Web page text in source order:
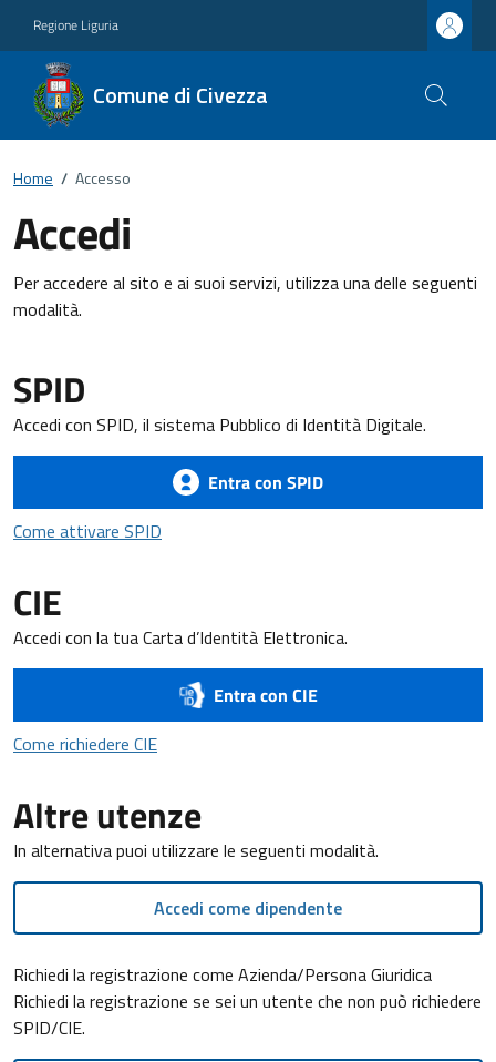
Regione Liguria
Comune di Civezza
Home / Accesso
Accedi
Per accedere al sito e ai suoi servizi, utilizza una delle seguenti
modalità.
SPID
Accedi con SPID, il sistema Pubblico di Identità Digitale.
Entra con SPID
Come attivare SPID
CIE
Accedi con la tua Carta d’Identità Elettronica.
Entra con CIE
Come richiedere CIECome richiedere CIE
Altre utenze
In alternativa puoi utilizzare le seguenti modalità.
Accedi come dipendente
Richiedi la registrazione come Azienda/Persona Giuridica
Richiedi la registrazione se sei un utente che non può richiedere
SPID/CIE.